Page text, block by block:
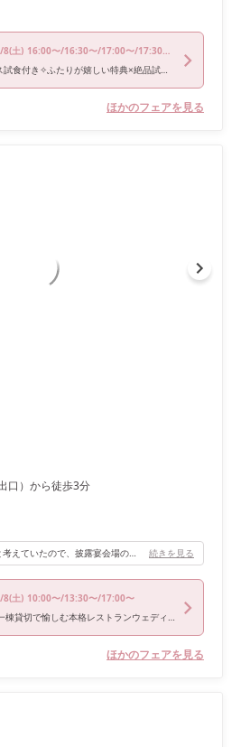
8(土) 16:00〜/16:30〜/17:00〜/17:30〜/18:00〜
✧豪華フルコース試食付き✧ふたりが嬉しい特典×絶品試食FAIR
ほかのフェアを見る
口）から徒歩3分
50人規模で結婚式をしたいと考えていたので、披露宴会場の広さを重視しました。こちらの会場は程よい大きさで、50人でも寂しい感じが出ませんでした。照明の具合や部屋の色合いが明るくなりすぎないのもお気に入りポイントです。 また、披露宴会場だけではなく、どのお部屋もヴィンテージ感があり、落ち着いた雰囲気がとても素敵でした。 続きを見る
8(土) 10:00〜/13:30〜/17:00〜
【美食を堪能】一棟貸切で愉しむ本格レストランウェディング相談会
ほかのフェアを見る